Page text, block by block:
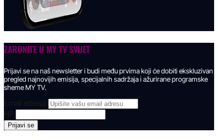
ZARONITE U MY TV SVIJET
Prijavi se na naš newsletter i budi među prvima koji će dobiti ekskluzivan
pregled najnovijih emisija, specijalnih sadržaja i ažurirane programske
sheme MY TV.
Email adresa